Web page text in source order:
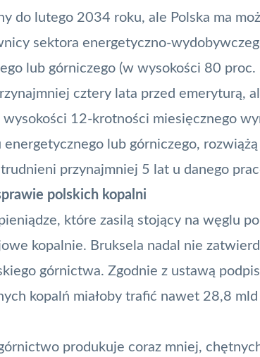
do lutego 2034 roku, ale Polska ma
sektora energetyczno-
lub górniczego (w wysokości 80 proc.
cztery lata przed emeryturą,
12-krotności miesięcznego
lub górniczego,
przynajmniej 5 lat u danego
polskich kopalni
które zasilą stojący na węglu
kopalnie. Bruksela nadal nie
górnictwa. Zgodnie z ustawą
kopalń miałoby trafić nawet 28,8
produkuje coraz mniej,